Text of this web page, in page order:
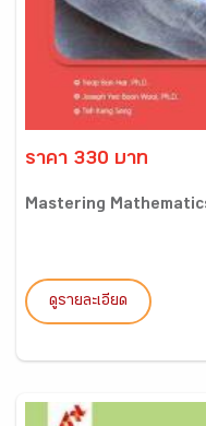
ราคา 330 บาท
Mastering
ดูรายละเอียด